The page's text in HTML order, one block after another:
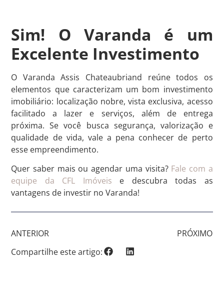
Sim! O Varanda é um
Excelente Investimento
O Varanda Assis Chateaubriand reúne todos os
elementos que caracterizam um bom investimento
imobiliário: localização nobre, vista exclusiva, acesso
facilitado a lazer e serviços, além de entrega
próxima. Se você busca segurança, valorização e
qualidade de vida, vale a pena conhecer de perto
esse empreendimento.
Quer saber mais ou agendar uma visita? Fale com a
equipe da CFL Imóveis e descubra todas as
vantagens de investir no Varanda!
ANTERIOR
PRÓXIMO
Compartilhe este artigo: